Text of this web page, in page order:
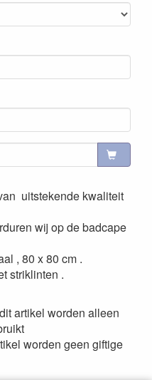
uitstekende kwaliteit
wij op de badcape
, 80 x 80 cm .
striklinten .
artikel worden alleen
worden geen giftige